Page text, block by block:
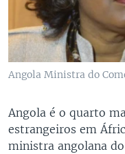
Angola Ministra do
Angola é o quarto
estrangeiros em
ministra angolana